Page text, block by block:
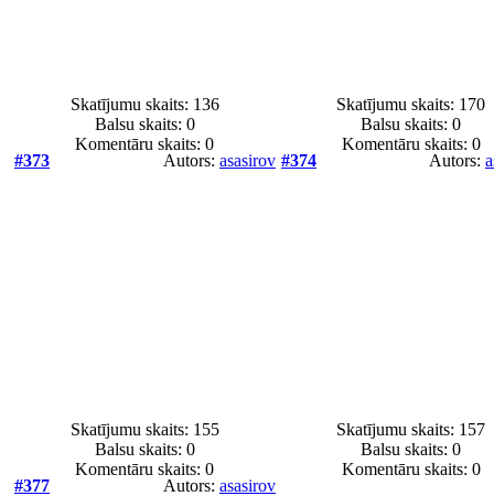
Skatījumu skaits: 136
Balsu skaits: 0
Komentāru skaits: 0
Skatījumu skaits: 170
Balsu skaits:0
Komentāru skaits: 0
#373
Autors: asasirov
Skatījumu skaits: 155
Balsu skaits: 0
Komentāru skaits: 0
#374 Autors:
Skatījumu skaits: 157
Balsu skaits:0
Komentāru skaits: 0
#377
Autors: asasirov